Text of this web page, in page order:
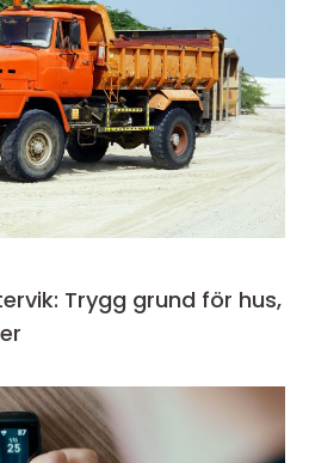
Trygg grund för hus,